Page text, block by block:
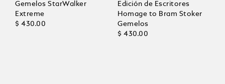
Gemelos StarWalker
Extreme
$ 430.00
Edición de Escritores
Homage to Bram Stoker
Gemelos
$ 430.00